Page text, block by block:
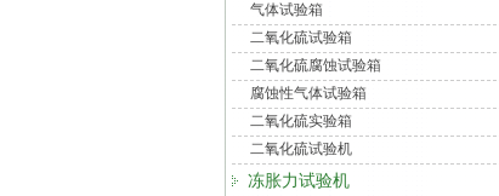
气体试验箱
二氧化硫试验箱
二氧化硫腐蚀试验箱
腐蚀性气体试验箱
二氧化硫实验箱
二氧化硫试验机
冻胀力试验机